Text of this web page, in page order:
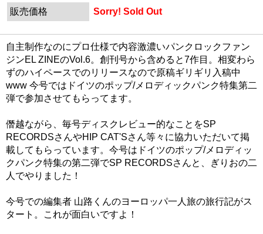
販売価格 Sorry! Sold Out
自主制作なのにプロ仕様で内容激濃いパンクロックファン
ジンEL ZINEのVol.6。創刊号から含めると7作目。相変わら
ずのハイペースでのリリースなので原稿ギリギリ入稿中
www 今号ではドイツのポップ/メロディックパンク特集第二
弾で参加させてもらってます。
僭越ながら、毎号ディスクレビュー的なことをSP
RECORDSさんやHIP CAT'Sさん等々に協力いただいて掲
載してもらっています。今号はドイツのポップ/メロディッ
クパンク特集の第二弾でSP RECORDSさんと、ぎりおの二
人でやりました！
今号での編集者 山路くんのヨーロッパ一人旅の旅行記がス
タート。これが面白いですよ！